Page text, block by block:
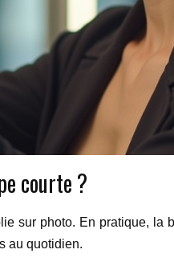
courte ?
sur photo. En pratique,
au quotidien.